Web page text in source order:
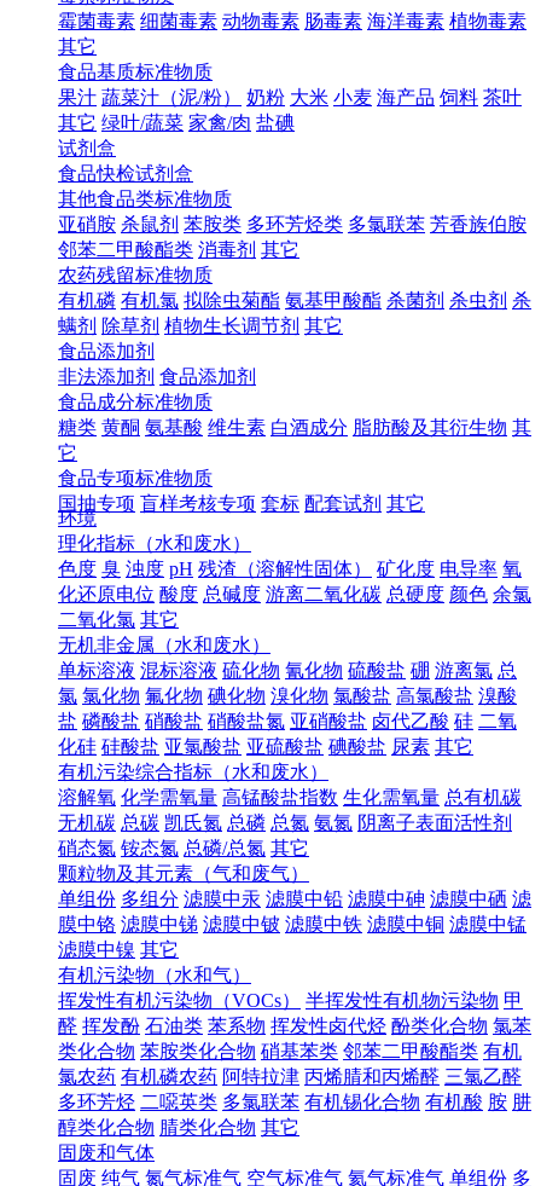
霉菌毒素 细菌毒素 动物毒素 肠毒素 海洋毒素 植物毒素
其它
食品基质标准物质
果汁 蔬菜汁（泥/粉） 奶粉 大米 小麦 海产品 饲料 茶叶
其它 绿叶/蔬菜 家禽/肉 盐碘
试剂盒
食品快检试剂盒
其他食品类标准物质
亚硝胺 杀鼠剂 苯胺类 多环芳烃类 多氯联苯 芳香族伯胺
邻苯二甲酸酯类 消毒剂 其它
农药残留标准物质
有机磷 有机氯 拟除虫菊酯 氨基甲酸酯 杀菌剂 杀虫剂 杀
螨剂 除草剂 植物生长调节剂 其它
食品添加剂
非法添加剂 食品添加剂
食品成分标准物质
糖类 黄酮 氨基酸 维生素 白酒成分 脂肪酸及其衍生物 其
它
食品专项标准物质
国抽专项 盲样考核专项 套标 配套试剂 其它
环境
理化指标（水和废水）
色度 臭 浊度 pH 残渣（溶解性固体） 矿化度 电导率 氧
化还原电位 酸度 总碱度 游离二氧化碳 总硬度 颜色 余氯
二氧化氯 其它
无机非金属（水和废水）
单标溶液 混标溶液 硫化物 氰化物 硫酸盐 硼 游离氯 总
氯 氯化物 氟化物 碘化物 溴化物 氯酸盐 高氯酸盐 溴酸
盐 磷酸盐 硝酸盐 硝酸盐氮 亚硝酸盐 卤代乙酸 硅 二氧
化硅 硅酸盐 亚氯酸盐 亚硫酸盐 碘酸盐 尿素 其它
有机污染综合指标（水和废水）
溶解氧 化学需氧量 高锰酸盐指数 生化需氧量 总有机碳
无机碳 总碳 凯氏氮 总磷 总氮 氨氮 阴离子表面活性剂
硝态氮 铵态氮 总磷/总氮 其它
颗粒物及其元素（气和废气）
单组份 多组分 滤膜中汞 滤膜中铅 滤膜中砷 滤膜中硒 滤
膜中铬 滤膜中锑 滤膜中铍 滤膜中铁 滤膜中铜 滤膜中锰
滤膜中镍 其它
有机污染物（水和气）
挥发性有机污染物（VOCs）
半挥发性有机物污染物 甲
醛 挥发酚 石油类 苯系物 挥发性卤代烃 酚类化合物 氯苯
类化合物 苯胺类化合物 硝基苯类 邻苯二甲酸酯类 有机
氯农药 有机磷农药 阿特拉津 丙烯腈和丙烯醛 三氯乙醛
多环芳烃 二噁英类 多氯联苯 有机锡化合物 有机酸 胺 肼
醇类化合物 腈类化合物 其它
固废和气体
固废 纯气 氮气标准气 空气标准气 氦气标准气 单组份 多